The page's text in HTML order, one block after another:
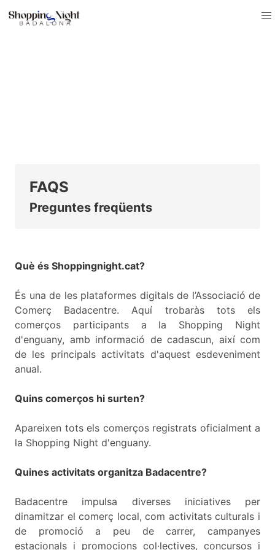
/* Mapes */
FAQS
Preguntes freqüents
Què és Shoppingnight.cat?
És una de les plataformes digitals de l’Associació de
Comerç Badacentre. Aquí trobaràs tots els
comerços participants a la Shopping Night
d'enguany, amb informació de cadascun, així com
de les principals activitats d'aquest esdeveniment
anual.
Quins comerços hi surten?
Apareixen tots els comerços registrats oficialment a
la Shopping Night d'enguany.
Quines activitats organitza Badacentre?
Badacentre impulsa diverses iniciatives per
dinamitzar el comerç local, com activitats culturals i
de promoció a peu de carrer, campanyes
estacionals i promocions col·lectives, concursos i